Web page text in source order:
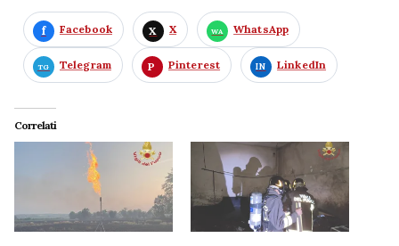
Facebook X WhatsApp
Telegram Pinterest LinkedIn
Correlati